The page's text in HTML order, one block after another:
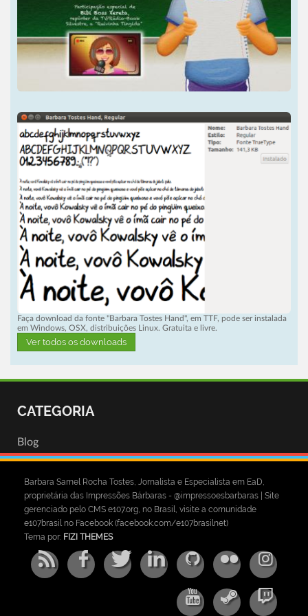
Faça download da fonte "Barbara Tostes Hand", em TTF, pode ser instalada
em Windows, OSX, distribuições Linux. Gratuita e livre.
Ver todos os downloads
CATEGORIA
Blog
Barbara Samel Rocha Tostes, Jornalista e Especialista em EaD,
proprietária das Impressões Bárbaras - @impressoesbarbaras | Site
gerenciado pelo CMS e107.org, no Brasil, visite a comunidade
e107brasil no Facebook (facebook.com/e107brasilnet)
Tema por: FIZI THEMES